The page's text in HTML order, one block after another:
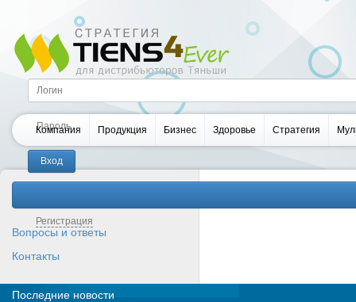
Регистрация
Компания Продукция Бизнес Здоровье Стратегия
Вопросы и ответы
Контакты
Последние новости